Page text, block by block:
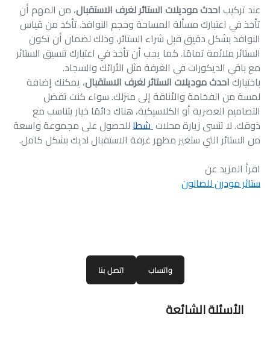
عند تركيباحدث موديلات الستائر لغرف الاستقبال، من المهم أن
تأخذ في اعتبارك مسألة المساحة وحجم النوافذ. تأكد من قياس
النوافذ بشكل دقيق قبل شراء الستائر، وذلك لضمان أن تكون
الستائر ملائمة تمامًا. كما يجب أن تأخذ في اعتبارك تنسيق الستائر
مع باقي الديكورات في الغرفة مثل الأرائك والسجاد.
باختياركاحدث موديلات الستائر لغرف الاستقبال، يمكنك إضافة
لمسة من الفخامة والأناقة إلى منزلك. سواء كنت تفضل
التصاميم العصرية أو الكلاسيكية، هناك دائمًا خيار يتناسب مع
ذوقك. لا تنسى زيارة محلات شطاللحصول على مجموعة واسعة
من الستائر التي ستغير مظهر غرفة الاستقبال لديك بشكل كامل.
اقرأ المزيد عن
ستائر مودرن للصالون
واتساب اتصل بنا
الأسئلة الشائعة